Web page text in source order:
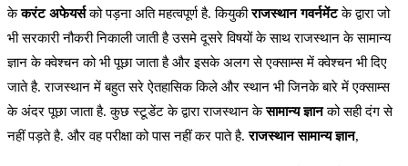
केकरंट अफेयर्सको पड़ना अति महत्वपूर्ण है. कियुकीराजस्थान गवर्नमेंटके द्वारा जो
भी सरकारी नौकरी निकाली जाती है उसमे दूसरे विषयों के साथ राजस्थान के सामान्य
ज्ञान के क्वेश्चन को भी पूछा जाता है और इसके अलग से एक्साम्स में क्वेश्चन भी दिए
जाते है. राजस्थान में बहुत सरे ऐतहासिक किले और स्थान भी जिनके बारे में एक्साम्स
के अंदर पूछा जाता है. कुछ स्टूडेंट के द्वारा राजस्थान केसामान्य ज्ञानको सही दंग से
नहीं पड़ते है. और वह परीक्षा को पास नहीं कर पाते है.राजस्थान सामान्य ज्ञान,